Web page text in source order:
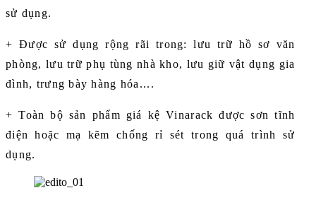
sử dụng.
+ Được sử dụng rộng rãi trong: lưu trữ hồ sơ văn
phòng, lưu trữ phụ tùng nhà kho, lưu giữ vật dụng gia
đình, trưng bày hàng hóa....
+ Toàn bộ sản phẩm giá kệ Vinarack được sơn tĩnh
điện hoặc mạ kẽm chống rỉ sét trong quá trình sử
dụng.